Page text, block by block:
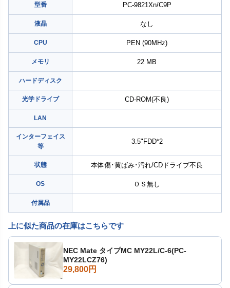
型番 PC-9821Xn/C9P
液晶 なし
CPU PEN (90MHz)
メモリ 22 MB
ハードディスク
光学ドライブ CD-ROM(不良)
LAN
インターフェイス
等
3.5"FDD*2
状態 本体傷･黄ばみ･汚れ/CDドライブ不良
OS ＯＳ無し
付属品
上に似た商品の在庫はこちらです
NEC Mate タイプMC MY22L/C-6(PC-
MY22LCZ76)
29,800円